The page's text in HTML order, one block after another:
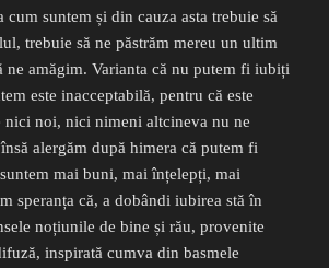
cum suntem și din cauza asta trebuie să
trebuie să ne păstrăm mereu un ultim
ne amăgim. Varianta că nu putem fi iubiți
este inacceptabilă, pentru că este
nici noi, nici nimeni altcineva nu ne
alergăm după himera că putem fi
mai buni, mai înțelepți, mai
speranța că, a dobândi iubirea stă în
noțiunile de bine și rău, provenite
inspirată cumva din basmele